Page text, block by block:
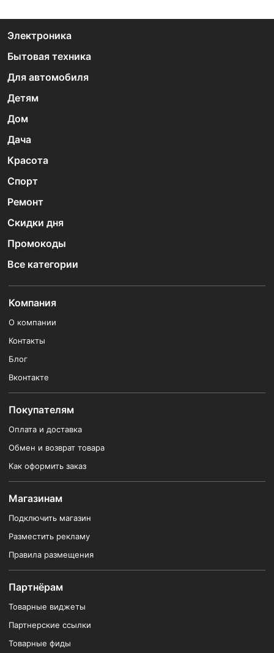
Электроника
Бытовая техника
Для автомобиля
Детям
Дом
Дача
Красота
Спорт
Ремонт
Скидки дня
Промокоды
Все категории
Компания
О компании
Контакты
Блог
Вконтакте
Покупателям
Оплата и доставка
Обмен и возврат товара
Как оформить заказ
Магазинам
Подключить магазин
Разместить рекламу
Правила размещения
Партнёрам
Товарные виджеты
Партнерские ссылки
Товарные фиды